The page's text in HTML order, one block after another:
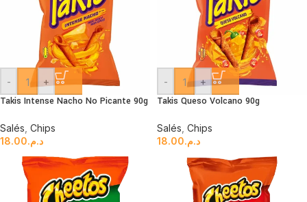
- +
Takis Intense Nacho No Picante 90g
Salés Chips
د.م.18.00
- +
Takis Queso Volcano 90g
Salés Chips
د.م.18.00